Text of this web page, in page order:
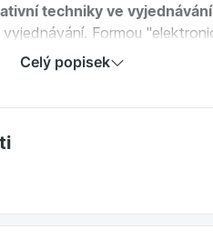
techniky ve
Formou
jak reagovat třeba na
vyjednávání zaskočí něčím
a rozboru konkrétních
teorie k danému tématu.
Celý popisek